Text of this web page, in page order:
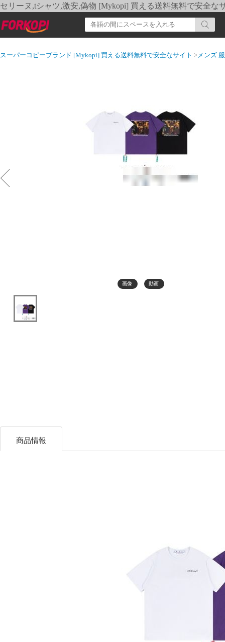
セリーヌ,tシャツ,激安,偽物 [Mykopi] 買える送料無料で安全な
スーパーコピーブランド [Mykopi] 買える送料無料で安全なサイト >メンズ 服
画像 動画
商品情報